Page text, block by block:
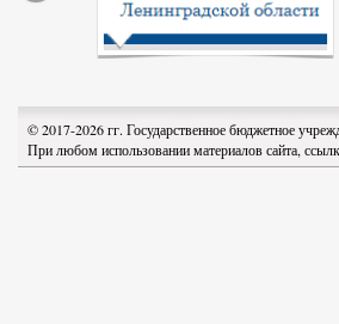
© 2017-2026 гг. Государственное бюджетное
При любом использовании материалов сайта,